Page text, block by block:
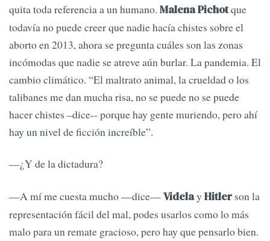
quita toda referencia a un humano. Malena Pichotque
todavía no puede creer que nadie hacía chistes sobre el
aborto en 2013, ahora se pregunta cuáles son las zonas
incómodas que nadie se atreve aún burlar. La pandemia. El
cambio climático. “El maltrato animal, la crueldad o los
talibanes me dan mucha risa, no se puede no se puede
hacer chistes –dice-- porque hay gente muriendo, pero ahí
hay un nivel de ficción increíble”.
—¿Y de la dictadura?
—A mí me cuesta mucho —dice—Videlay Hitler son la
representación fácil del mal, podes usarlos como lo más
malo para un remate gracioso, pero hay que pensarlo bien.